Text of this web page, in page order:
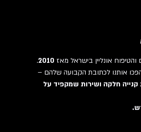
אונליין בישראל מאז2010
.
אותנו לכתובת הקבועה שלהם –
חלקה ושירות שמקפיד על